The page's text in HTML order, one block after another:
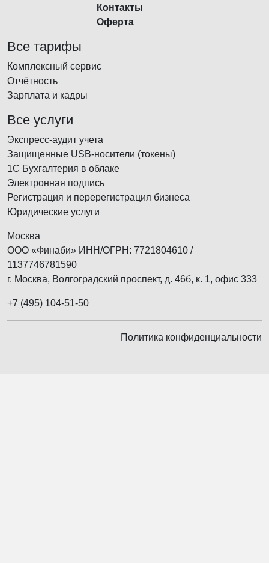
Контакты
Оферта
Все тарифы
Комплексный сервис
Отчётность
Зарплата и кадры
Все услуги
Экспресс-аудит учета
Защищенные USB-носители (токены)
1С Бухгалтерия в облаке
Электронная подпись
Регистрация и перерегистрация бизнеса
Юридические услуги
Москва
ООО «Финаби» ИНН/ОГРН: 7721804610 /
1137746781590
г. Москва, Волгоградский проспект, д. 46б, к. 1, офис 333
+7 (495) 104-51-50
Политика конфиденциальности